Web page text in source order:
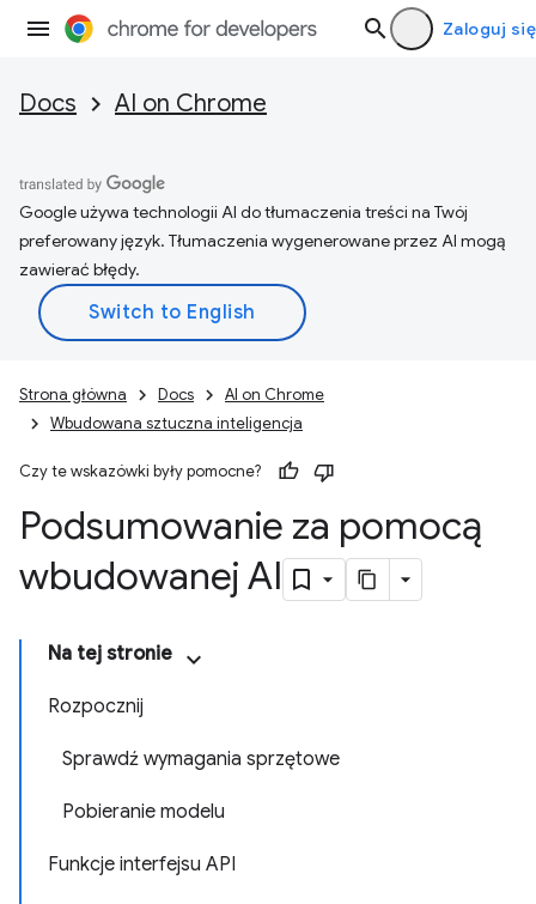
Zaloguj się
Docs AI on Chrome
Google używa technologii AI do tłumaczenia treści na Twój
preferowany język. Tłumaczenia wygenerowane przez AI mogą
zawierać błędy.
Strona główna Docs
AI on Chrome
Wbudowana sztuczna inteligencja
Czy te wskazówki były pomocne?
Podsumowanie za pomocą
wbudowanej AI
Na tej stronie
Rozpocznij
Sprawdź wymagania sprzętowe
Pobieranie modelu
Funkcje interfejsu API